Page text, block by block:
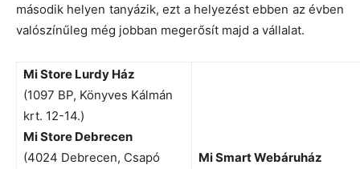
második helyen tanyázik, ezt a helyezést ebben az évben
valószínűleg még jobban megerősít majd a vállalat.
Mi Store Lurdy Ház
(1097 BP, Könyves Kálmán
krt. 12-14.)
Mi Store Debrecen
(4024 Debrecen, Csapó
Mi Smart Webáruház